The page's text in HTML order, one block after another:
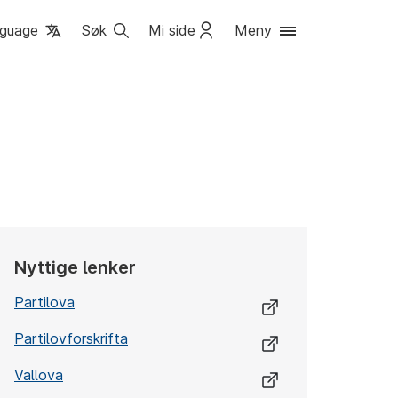
Søk Mi side Meny
Nyttige lenker
Partilova
Partilovforskrifta
Vallova